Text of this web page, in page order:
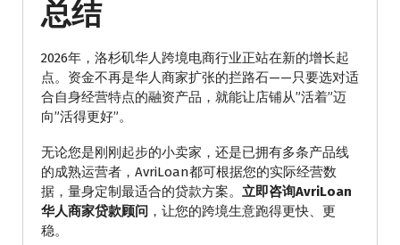
总结
2026年，洛杉矶华人跨境电商行业正站在新的增长起
点。资金不再是华人商家扩张的拦路石——只要选对适
合自身经营特点的融资产品，就能让店铺从”活着”迈
向”活得更好”。
无论您是刚刚起步的小卖家，还是已拥有多条产品线
的成熟运营者，AvriLoan都可根据您的实际经营数
据，量身定制最适合的贷款方案。 立即咨询AvriLoan
华人商家贷款顾问 ，让您的跨境生意跑得更快、更
稳。